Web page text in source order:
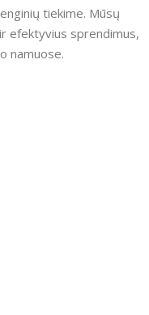
tiekime. Mūsų
efektyvius sprendimus,
namuose.